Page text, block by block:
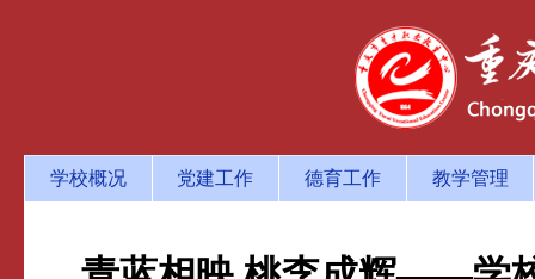
学校概况 党建工作 德育工作 教学管理